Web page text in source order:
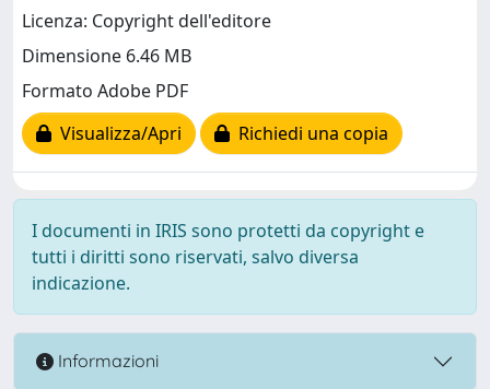
Licenza: Copyright dell'editore
Dimensione 6.46 MB
Formato Adobe PDF
Visualizza/Apri
Richiedi una copia
I documenti in IRIS sono protetti da copyright e
tutti i diritti sono riservati, salvo diversa
indicazione.
Informazioni